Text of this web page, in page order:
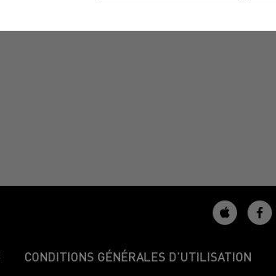
CONDITIONS GÉNÉRALES D’UTILISATION